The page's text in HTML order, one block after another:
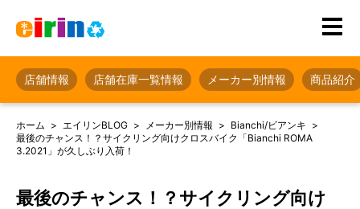
店舗情報 店舗在庫一覧情報 メーカー別情報 商品紹介
ホーム エイリンBLOG メーカー別情報
Bianchi/ビアンキ
最後のチャンス！？サイクリング向けクロスバイク「Bianchi ROMA
3.2021」が久しぶり入荷！
最後のチャンス！？サイクリング向け